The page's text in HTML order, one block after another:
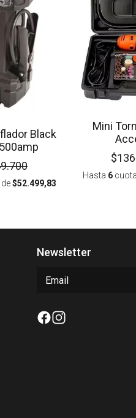
Black
de$52.499,83
Mini
Hasta 6
Newsletter